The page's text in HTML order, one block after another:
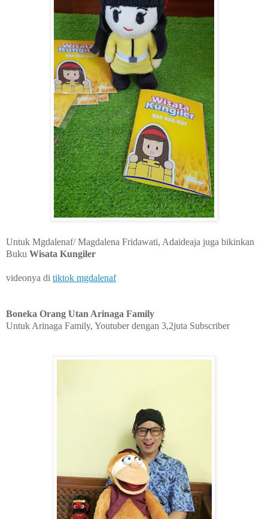
Untuk Mgdalenaf/ Magdalena Fridawati, Adaideaja juga bikinkan
Buku Wisata Kungiler
videonya di tiktok mgdalenaf
Boneka Orang Utan Arinaga Family
Untuk Arinaga Family, Youtuber dengan 3,2juta Subscriber